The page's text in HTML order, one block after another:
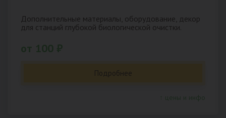
Дополнительные материалы, оборудование, декор
для станций глубокой биологической очистки.
Подробнее